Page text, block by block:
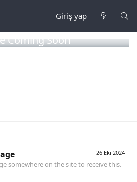
Giriş yap
Coming Soon
26 Eki 2024
somewhere on the site to receive this.